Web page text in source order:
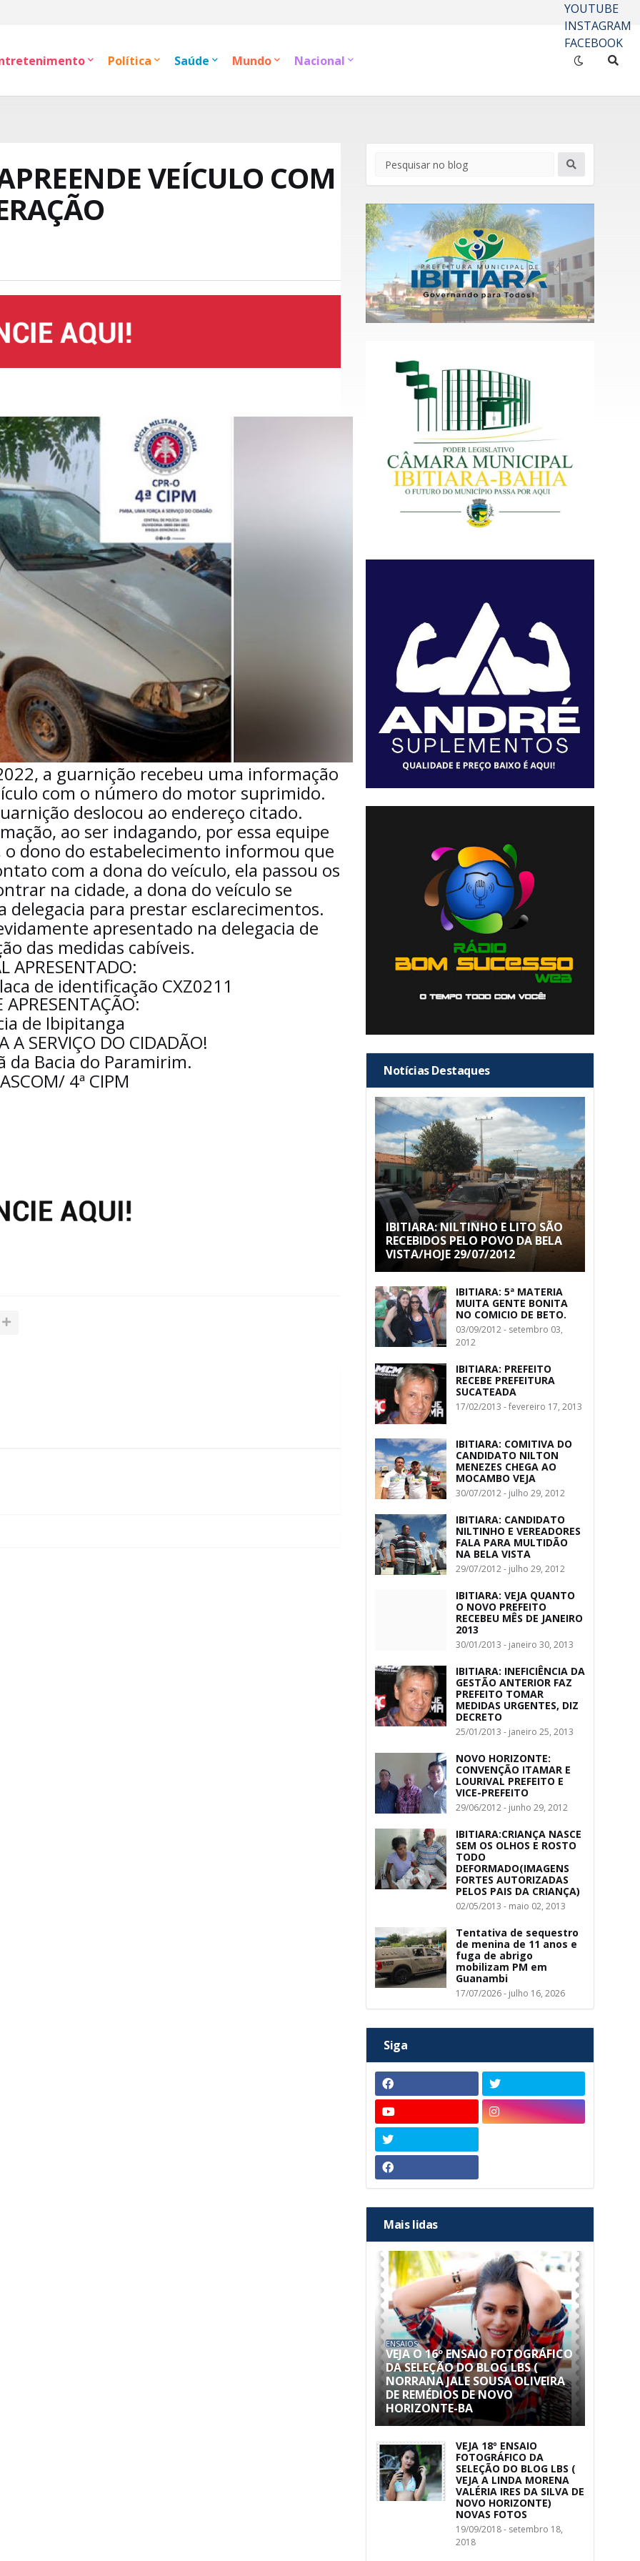
YOUTUBE
INSTAGRAM
FACEBOOK
Política Saúde Mundo Nacional
VEÍCULO COM
a guarnição recebeu uma informação
com o número do motor suprimido.
deslocou ao endereço citado.
ao ser indagando, por essa equipe
dono do estabelecimento informou que
com a dona do veículo, ela passou os
na cidade, a dona do veículo se
para prestar esclarecimentos.
apresentado na delegacia de
das medidas cabíveis.
APRESENTADO:
de identificação CXZ0211
APRESENTAÇÃO:
de Ibipitanga
A SERVIÇO DO CIDADÃO!
da Bacia do Paramirim.
4ª CIPM
Notícias Destaques
IBITIARA: NILTINHO E LITO SÃO
RECEBIDOS PELO POVO DA BELA
VISTA/HOJE 29/07/2012
IBITIARA: 5ª MATERIA
MUITA GENTE BONITA
NO COMICIO DE BETO.
03/09/2012 - setembro 03,
2012
IBITIARA: PREFEITO
RECEBE PREFEITURA
SUCATEADA
17/02/2013 - fevereiro 17, 2013
IBITIARA: COMITIVA DO
CANDIDATO NILTON
MENEZES CHEGA AO
MOCAMBO VEJA
30/07/2012 - julho 29, 2012
IBITIARA: CANDIDATO
NILTINHO E VEREADORES
FALA PARA MULTIDÃO
NA BELA VISTA
29/07/2012 - julho 29, 2012
IBITIARA: VEJA QUANTO
O NOVO PREFEITO
RECEBEU MÊS DE JANEIRO
2013
30/01/2013 - janeiro 30, 2013
IBITIARA: INEFICIÊNCIA DA
GESTÃO ANTERIOR FAZ
PREFEITO TOMAR
MEDIDAS URGENTES, DIZ
DECRETO
25/01/2013 - janeiro 25, 2013
NOVO HORIZONTE:
CONVENÇÃO ITAMAR E
LOURIVAL PREFEITO E
VICE-PREFEITO
29/06/2012 - junho 29, 2012
IBITIARA:CRIANÇA NASCE
SEM OS OLHOS E ROSTO
TODO
DEFORMADO(IMAGENS
FORTES AUTORIZADAS
PELOS PAIS DA CRIANÇA)
02/05/2013 - maio 02, 2013
Tentativa de sequestro
de menina de 11 anos e
fuga de abrigo
mobilizam PM em
Guanambi
17/07/2026 - julho 16, 2026
Siga
Mais lidas
ENSAIOS
VEJA O 16º ENSAIO FOTOGRÁFICO
DA SELEÇÃO DO BLOG LBS (
NORRANA JALE SOUSA OLIVEIRA
DE REMÉDIOS DE NOVO
HORIZONTE-BA
VEJA 18º ENSAIO
FOTOGRÁFICO DA
SELEÇÃO DO BLOG LBS (
VEJA A LINDA MORENA
VALÉRIA IRES DA SILVA DE
NOVO HORIZONTE)
NOVAS FOTOS
19/09/2018 - setembro 18,
2018